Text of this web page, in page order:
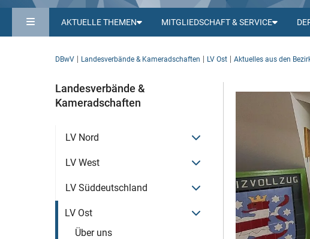
AKTUELLE THEMEN MITGLIEDSCHAFT & SERVICE
DBwV Landesverbände & Kameradschaften LV Ost Aktuelles aus den
Landesverbände &
Kameradschaften
LV Nord
LV West
LV Süddeutschland Menü öffnen
LV Ost
Menü öffnen
Über uns